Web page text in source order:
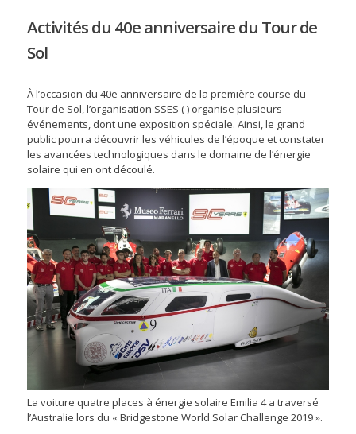
Activités du 40e anniversaire du Tour de
Sol
À l’occasion du 40e anniversaire de la première course du
Tour de Sol, l’organisation SSES ( ) organise plusieurs
événements, dont une exposition spéciale. Ainsi, le grand
public pourra découvrir les véhicules de l’époque et constater
les avancées technologiques dans le domaine de l’énergie
solaire qui en ont découlé.
La voiture quatre places à énergie solaire Emilia 4 a traversé
l’Australie lors du « Bridgestone World Solar Challenge 2019 ».